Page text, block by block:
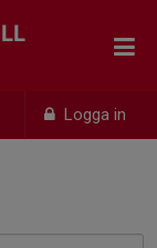
Logga in